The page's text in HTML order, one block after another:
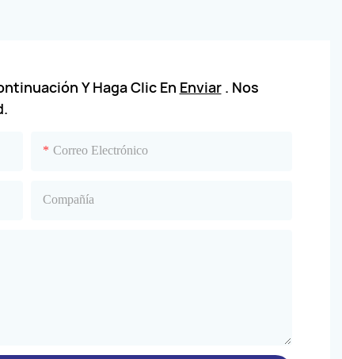
Y Haga Clic En Enviar. Nos
Correo Electrónico
Compañía